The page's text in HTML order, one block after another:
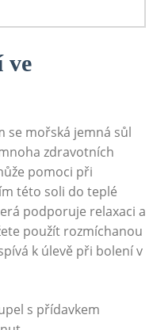
ve
se mořská jemná sůl
zdravotních
pomoci při
této soli do teplé
podporuje relaxaci a
použít rozmíchanou
k úlevě při bolení v
s přídavkem